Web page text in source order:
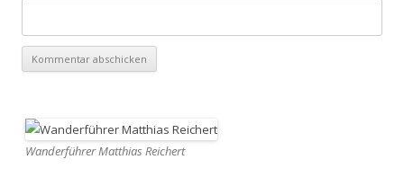
Wanderführer Matthias Reichert